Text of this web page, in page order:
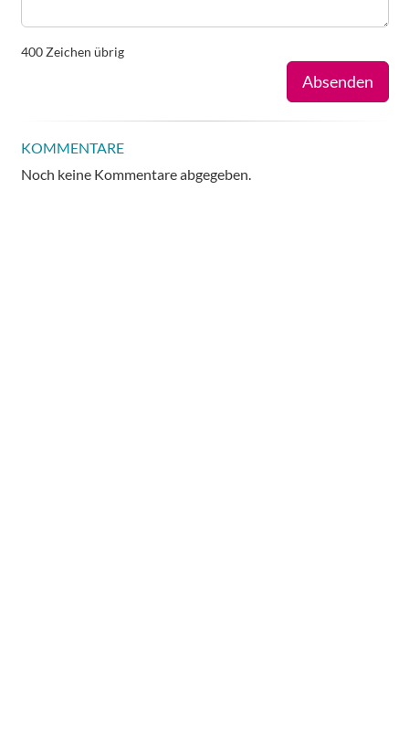
400 Zeichen übrig
Absenden
KOMMENTARE
Noch keine Kommentare abgegeben.